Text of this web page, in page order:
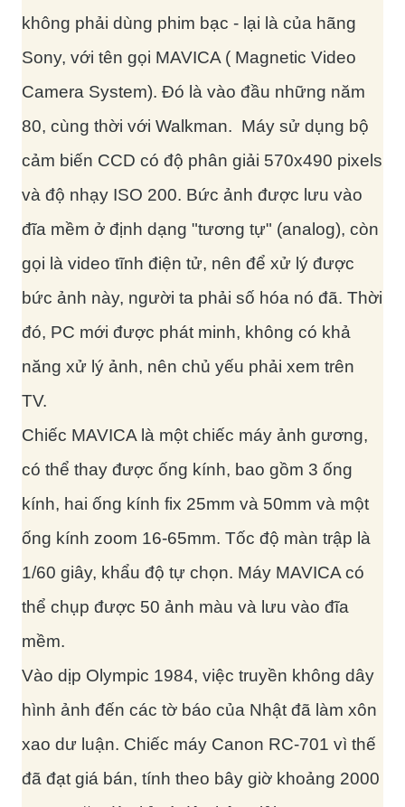
không phải dùng phim bạc - lại là của hãng
Sony, với tên gọi MAVICA ( Magnetic Video
Camera System). Đó là vào đầu những năm
80, cùng thời với Walkman. Máy sử dụng bộ
cảm biến CCD có độ phân giải 570x490 pixels
và độ nhạy ISO 200. Bức ảnh được lưu vào
đĩa mềm ở định dạng "tương tự" (analog), còn
gọi là video tĩnh điện tử, nên để xử lý được
bức ảnh này, người ta phải số hóa nó đã. Thời
đó, PC mới được phát minh, không có khả
năng xử lý ảnh, nên chủ yếu phải xem trên
TV.
Chiếc MAVICA là một chiếc máy ảnh gương,
có thể thay được ống kính, bao gồm 3 ống
kính, hai ống kính fix 25mm và 50mm và một
ống kính zoom 16-65mm. Tốc độ màn trập là
1/60 giây, khẩu độ tự chọn. Máy MAVICA có
thể chụp được 50 ảnh màu và lưu vào đĩa
mềm.
Vào dịp Olympic 1984, việc truyền không dây
hình ảnh đến các tờ báo của Nhật đã làm xôn
xao dư luận. Chiếc máy Canon RC-701 vì thế
đã đạt giá bán, tính theo bây giờ khoảng 2000